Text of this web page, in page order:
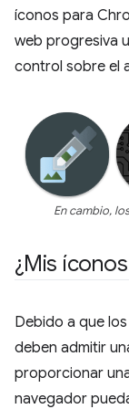
íconos para
web progresiva
control sobre el
En cambio,
¿Mis
Debido a que
deben admitir
proporcionar
navegador